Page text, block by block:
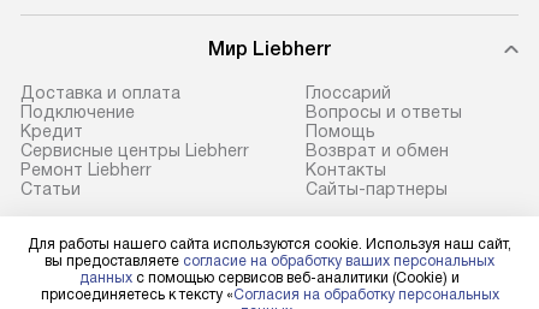
В оговоренный день служба
доставки доставит упакованный
прибор до подъезда. Если
требуется переместить прибор
до двери квартиры или до места
установки, пожалуйста,
с менеджером. За данную услугу
взимается дополнительная плата.
предполагают
холодильников
требующим
наличие крана.
упаковки и
креплений, при
Мир Liebherr
Доставка и оплата
Подключение
Кредит
Сервисные центры Liebherr
Ремонт Liebherr
Cтатьи
Глоссарий
Вопросы и ответы
Помощь
Возврат и обмен
Контакты
Сайты-партнеры
Для физических лиц
shop@l-rus.ru
Для юридических лиц
Для работы нашего сайта используются cookie. Используя наш сайт,
вы предоставляете согласие на обработку ваших персональных
данных с помощью сервисов веб-аналитики (Cookie) и
присоединяетесь к тексту «Согласия на обработку персональных